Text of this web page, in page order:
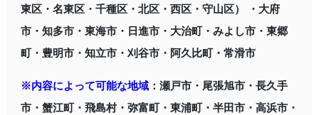
東区・名東区・千種区・北区・西区・守山区） ・大府
市・知多市・東海市・日進市・大治町・みよし市・東郷
町・豊明市・知立市・刈谷市・阿久比町・常滑市
※内容によって可能な地域：瀬戸市・尾張旭市・長久手
市・蟹江町・飛島村・弥富町・東浦町・半田市・高浜市・